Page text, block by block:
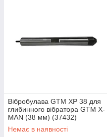
Вібробулава GTM XP 38 для
глибинного вібратора GTM X-
MAN (38 мм) (37432)
Немає в наявності